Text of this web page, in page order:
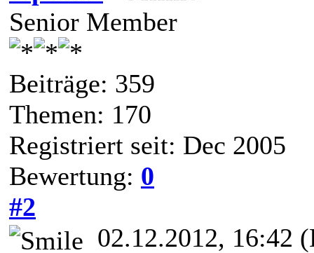
Senior Member
Beiträge: 359
Themen: 170
Registriert seit: Dec 2005
Bewertung: 0
#2
02.12.2012, 16:42